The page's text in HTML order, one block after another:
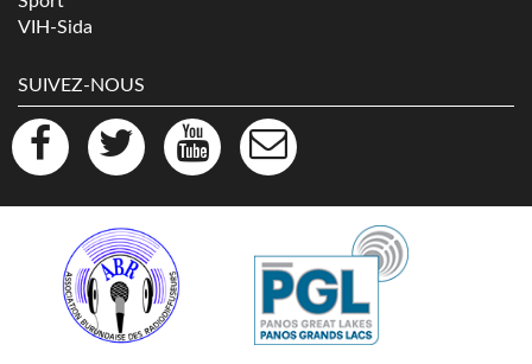
VIH-Sida
SUIVEZ-NOUS